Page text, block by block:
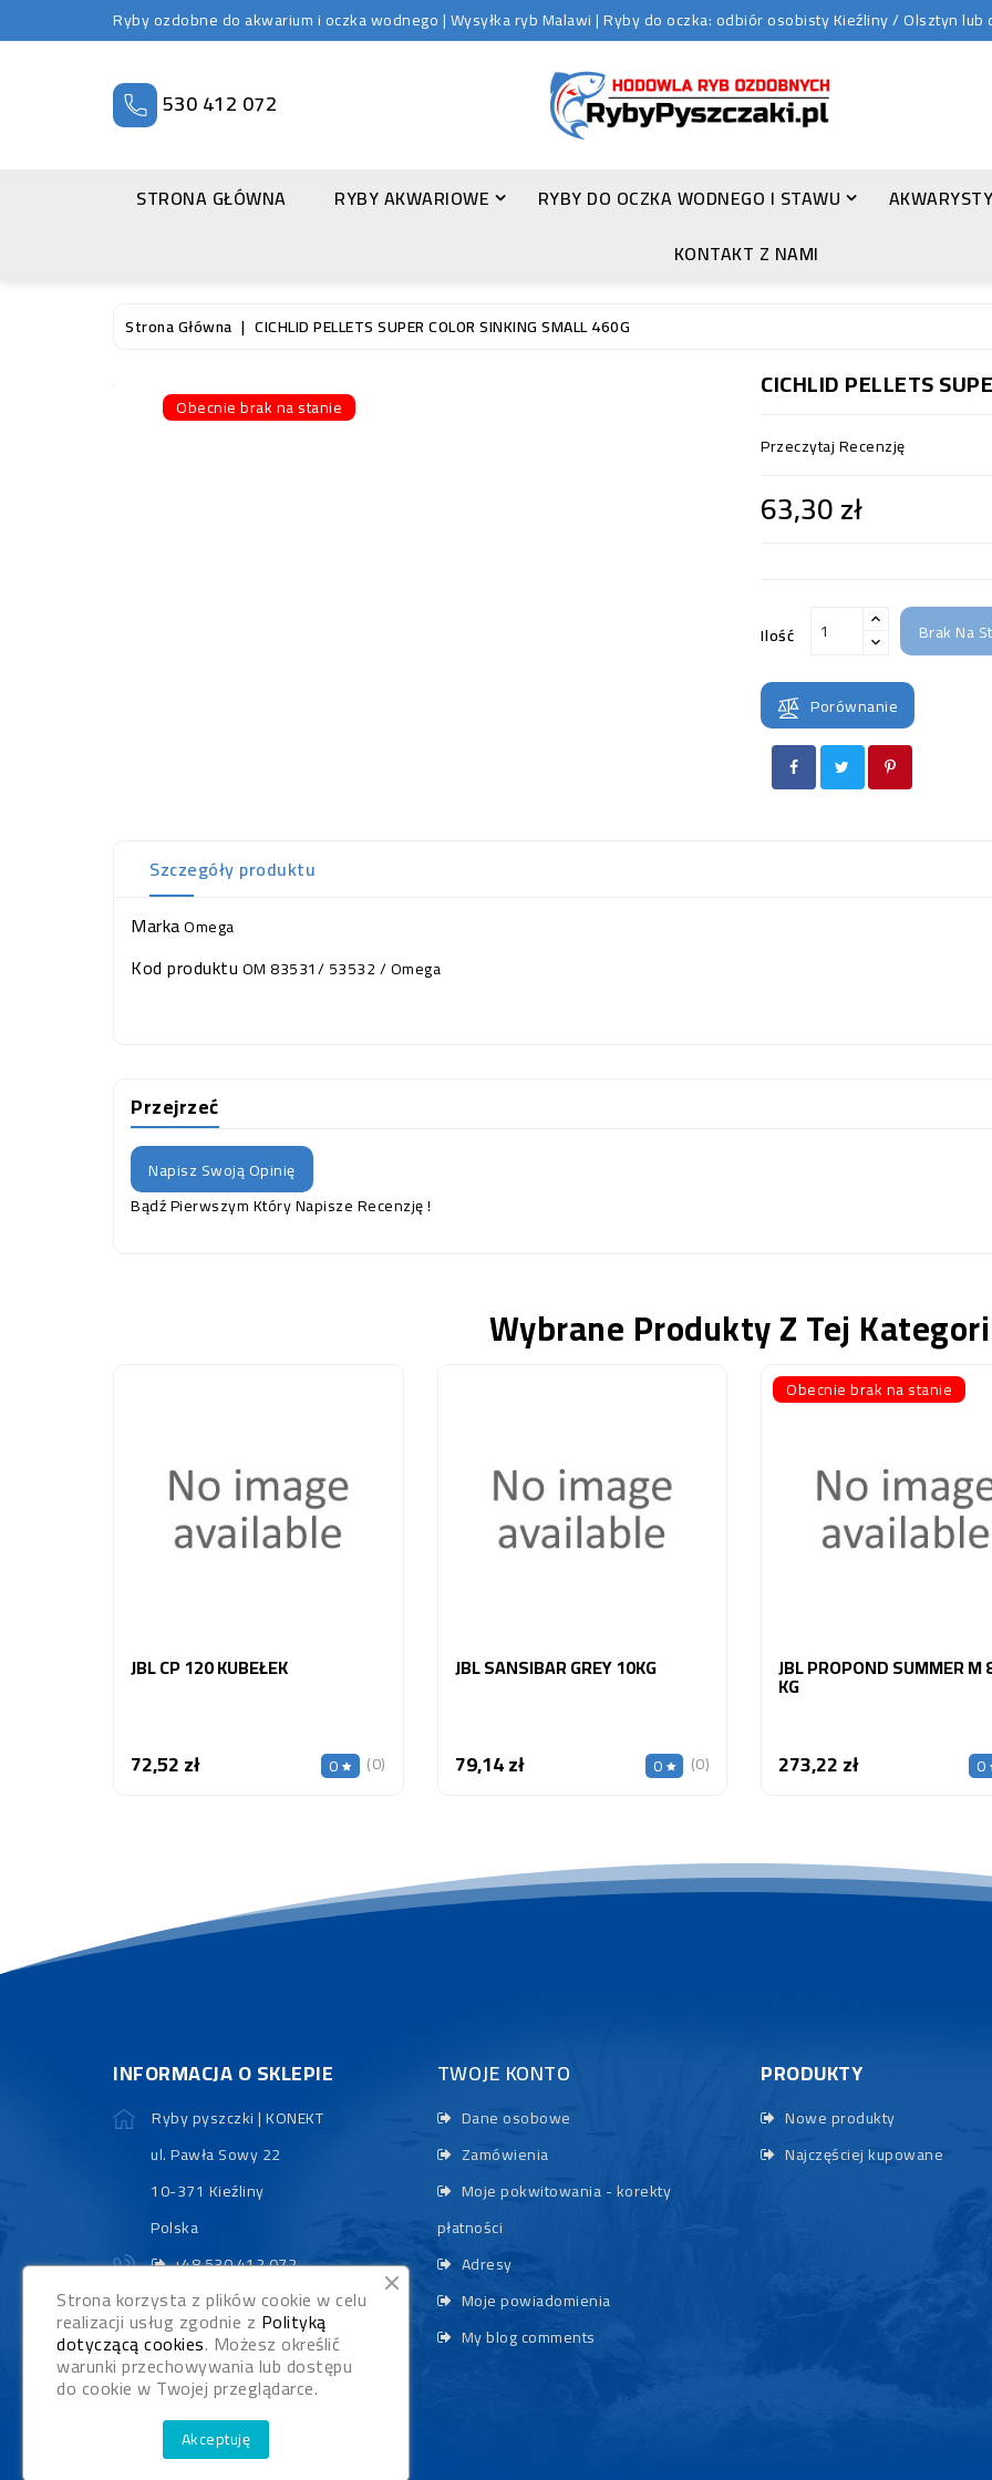
Ryby ozdobne do akwarium i oczka wodnego | Wysyłka ryb Malawi | Ryby do oczka: odbiór osobisty Kieźliny / Olsztyn
530 412 072
STRONA GŁÓWNA RYBY AKWARIOWE RYBY DO OCZKA WODNEGO I STAWU
KONTAKT Z NAMI
Strona Główna CICHLID PELLETS SUPER COLOR SINKING SMALL 460G
Obecnie brak na stanie
CICHLID PELLETS
Przeczytaj Recenzję
63,30 zł
Ilość Brak Na
Porównanie
Szczegóły produktu
MarkaOmega
Kod produktuOM 83531/ 53532 / Omega
Przejrzeć
Napisz Swoją Opinię
Bądź Pierwszym Który Napisze Recenzję !
Wybrane Produkty Z Tej
JBL CP 120 KUBEŁEK
72,52 złCena 0 (0)
JBL SANSIBAR GREY 10KG
79,14 złCena 0 (0)
Obecnie brak na stanie
JBL PROPOND SUMMER M
KG
273,22 złCena 0
INFORMACJA O SKLEPIE
Ryby pyszczki | KONEKT
ul. Pawła Sowy 22
10-371 Kieźliny
Polska
+48 530 412 072
sklep@rybypyszczaki.pl
TWOJE KONTO
Dane osobowe
Zamówienia
Moje pokwitowania - korekty
płatności
Adresy
Moje powiadomienia
My blog comments
PRODUKTY
Nowe produkty
Najczęściej kupowane
Strona korzysta z plików cookie w celu
realizacji usług zgodnie z Polityką
dotyczącą cookies. Możesz określić
warunki przechowywania lub dostępu
do cookie w Twojej przeglądarce.
Akceptuję